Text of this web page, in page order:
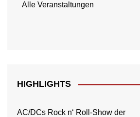
Alle Veranstaltungen
HIGHLIGHTS
AC/DCs Rock n‘ Roll-Show der